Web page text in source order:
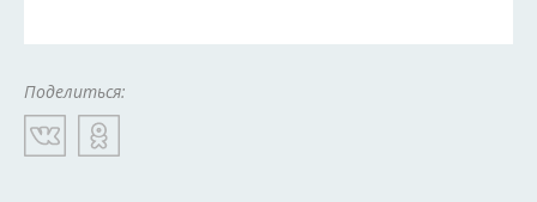
Поделиться: